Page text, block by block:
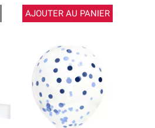
AJOUTER AU PANIER